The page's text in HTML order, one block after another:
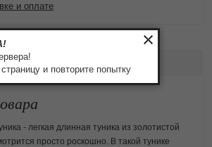
и оплате
Доставка
- легкая длинная туника из золотистой
просто роскошно. В такой тунике
и повторите попытку